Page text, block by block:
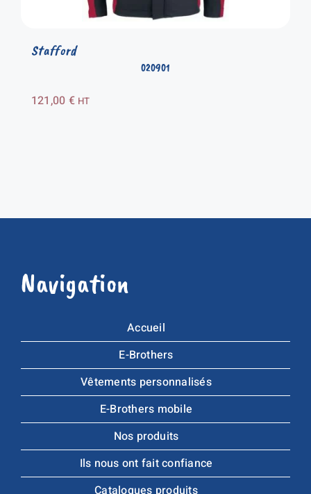
020901
Stafford
121,00 € HT
Navigation
Accueil
E-Brothers
Vêtements personnalisés
E-Brothers mobile
Nos produits
Ils nous ont fait confiance
Catalogues produits